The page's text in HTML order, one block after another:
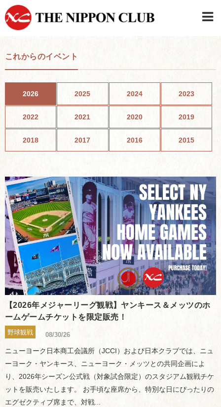
これからのイベント
2026 2025 2024 2023
2022 2021 2020 2019
2018 2017 2016 2015
【2026年メジャーリーグ観戦】ヤンキース＆メッツのホ
ームゲームチケットを限定販売！
野球観戦 08/30/26
ニューヨーク日本商工会議所（JCCI）および日本クラブでは、ニュ
ーヨーク・ヤンキース、ニューヨーク・メッツとの共同企画によ
り、2026年シーズン公式戦（対象試合限定）のスタジアム観戦チケ
ットを販売いたします。 お手頃な座席から、特別な日にぴったりの
エグゼクティブ席まで、対戦...
JAPANESE
日本クラブメンバーログイン
連絡先・駐車場